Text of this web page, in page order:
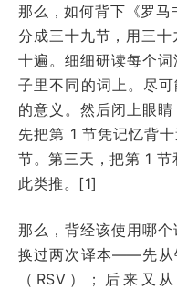
那么，如何背下《罗
分成三十九节，用三
十遍。细细研读每个
子里不同的词上。尽
的意义。然后闭上眼
先把第 1 节凭记忆背
节。第三天，把第 1
此类推。[1]
那么，背经该使用哪
换过两次译本——先从
（RSV）；后来又